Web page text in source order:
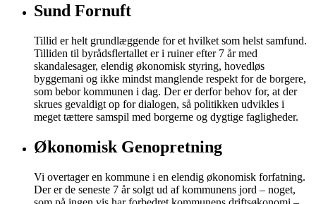
Sund Fornuft
Tillid er helt grundlæggende for et hvilket som helst samfund.
Tilliden til byrådsflertallet er i ruiner efter 7 år med
skandalesager, elendig økonomisk styring, hovedløs
byggemani og ikke mindst manglende respekt for de borgere,
som bebor kommunen i dag. Der er derfor behov for, at der
skrues gevaldigt op for dialogen, så politikken udvikles i
meget tættere samspil med borgerne og dygtige fagligheder.
Økonomisk Genopretning
Vi overtager en kommune i en elendig økonomisk forfatning.
Der er de seneste 7 år solgt ud af kommunens jord – noget,